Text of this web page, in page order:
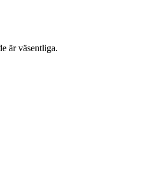
är väsentliga.